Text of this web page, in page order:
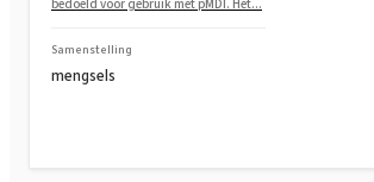
bedoeld voor gebruik met pMDI. Het...
Samenstelling
mengsels